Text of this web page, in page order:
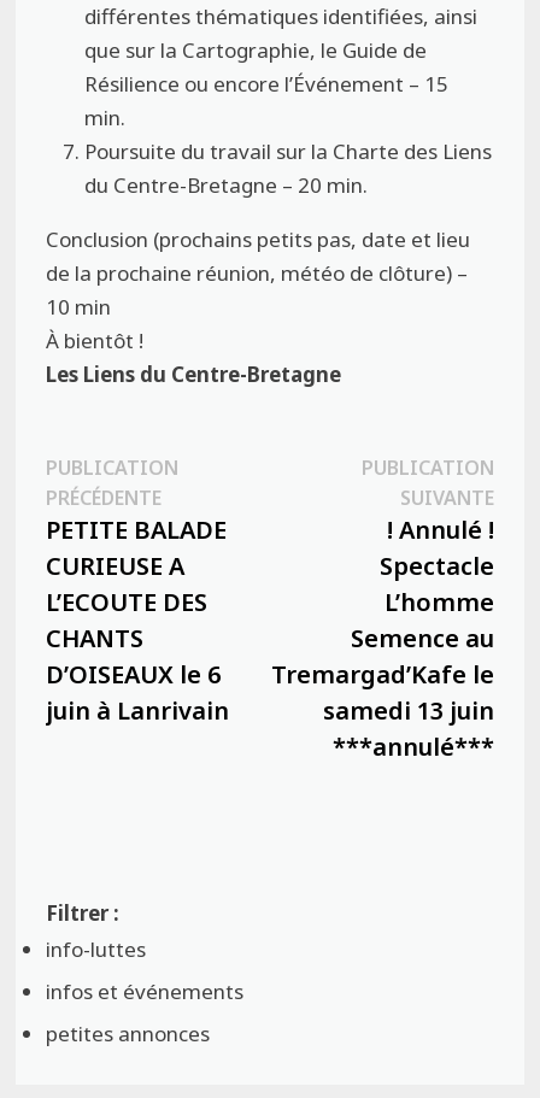
différentes thématiques identifiées, ainsi
que sur la Cartographie, le Guide de
Résilience ou encore l’Événement – 15
min.
Poursuite du travail sur la Charte des Liens
du Centre-Bretagne – 20 min.
Conclusion (prochains petits pas, date et lieu
de la prochaine réunion, météo de clôture) –
10 min
À bientôt !
Les Liens du Centre-Bretagne
Navigation
de
l’article
PUBLICATION
PRÉCÉDENTEPublication
précédente :
PETITE BALADE
CURIEUSE A
L’ECOUTE DES
CHANTS
D’OISEAUX le 6
juin à Lanrivain
PUBLICATION
SUIVANTE
! Annulé !
Spectacle
L’homme
Semence au
Tremargad’Kafe le
samedi 13 juin
***annulé***
info-luttes
infos et événements
petites annonces